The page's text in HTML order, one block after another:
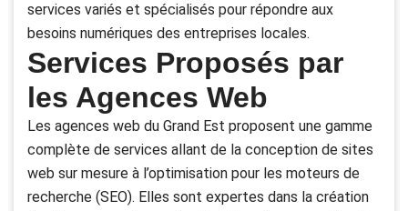
services variés et spécialisés pour répondre aux
besoins numériques des entreprises locales.
Services Proposés par
les Agences Web
Les agences web du Grand Est proposent une gamme
complète de services allant de la conception de sites
web sur mesure à l’optimisation pour les moteurs de
recherche (SEO). Elles sont expertes dans la création